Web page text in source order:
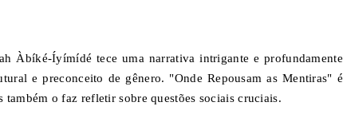
Àbíké-Íyímídé tece uma narrativa intrigante e profundamente
e preconceito de gênero. "Onde Repousam as Mentiras" é
também o faz refletir sobre questões sociais cruciais.